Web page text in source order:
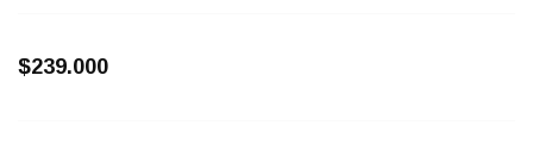
$239.000